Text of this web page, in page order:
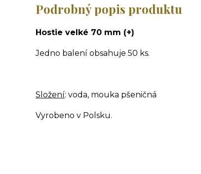
Podrobný popis produktu
Hostie velké 70 mm (+)
Jedno balení obsahuje 50 ks.
Složení: voda, mouka pšeničná
Vyrobeno v Polsku.